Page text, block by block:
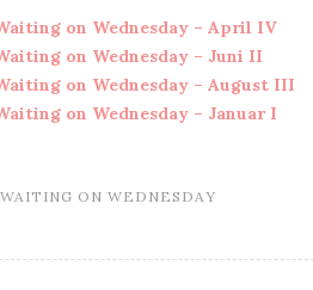
on Wednesday – April IV
on Wednesday – Juni II
on Wednesday – August III
on Wednesday – Januar I
WAITING ON WEDNESDAY